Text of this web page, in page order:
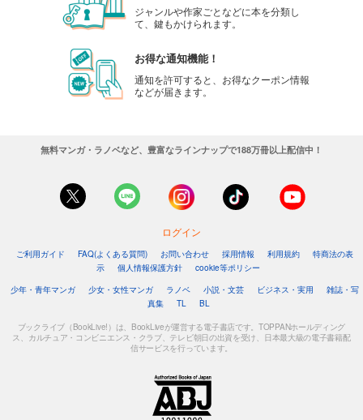
ジャンルや作家ごとなどに本を分類し
て、鍵もかけられます。
お得な通知機能！
通知を許可すると、お得なクーポン情報
などが届きます。
無料マンガ・ラノベなど、豊富なラインナップで188万冊以上配信中！
ログイン
ご利用ガイド FAQ(よくある質問) お問い合わせ 採用情報 利用規約
特商法の表
示
個人情報保護方針
cookie等ポリシー
少年・青年マンガ
少女・女性マンガ ラノベ 小説・文芸 ビジネス・実用
雑誌・写
真集
TL BL
ブックライブ（BookLive!）は、BookLiveが運営する電子書店です。TOPPANホールディング
ス、カルチュア・コンビニエンス・クラブ、テレビ朝日の出資を受け、日本最大級の電子書籍配
信サービスを行っています。